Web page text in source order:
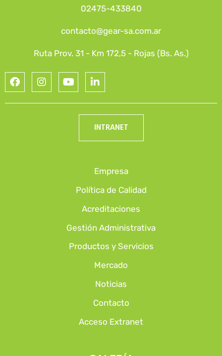
02475-433840
contacto@gear-sa.com.ar
Ruta Prov. 31 - Km 172,5 - Rojas (Bs. As.)
INTRANET
Empresa
Política de Calidad
Acreditaciones
Gestión Administrativa
Productos y Servicios
Mercado
Noticias
Contacto
Acceso Extranet